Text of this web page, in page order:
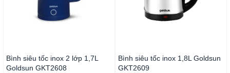
Bình siêu tốc inox 2 lớp 1,7L
Goldsun GKT2608
Bình siêu tốc inox 1,8L Goldsun
GKT2609